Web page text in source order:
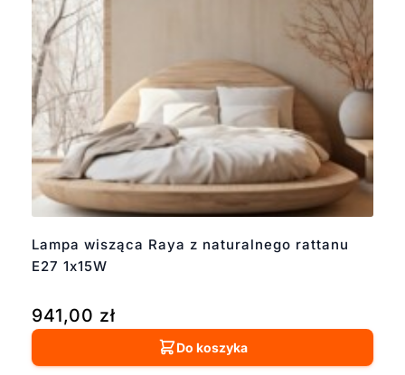
Lampa wisząca Raya z naturalnego rattanu
E27 1x15W
941,00 zł
Do koszyka